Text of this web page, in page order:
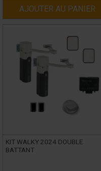
AJOUTER AU PANIER
KIT WALKY 2024 DOUBLE
BATTANT